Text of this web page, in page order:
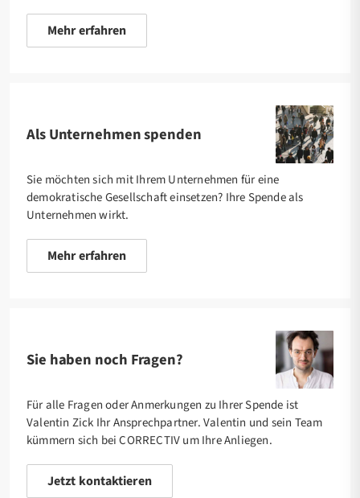
Mehr erfahren
Als Unternehmen spenden
Sie möchten sich mit Ihrem Unternehmen für eine
demokratische Gesellschaft einsetzen? Ihre Spende als
Unternehmen wirkt.
Mehr erfahren
Sie haben noch Fragen?
Für alle Fragen oder Anmerkungen zu Ihrer Spende ist
Valentin Zick Ihr Ansprechpartner. Valentin und sein Team
kümmern sich bei CORRECTIV um Ihre Anliegen.
Jetzt kontaktieren